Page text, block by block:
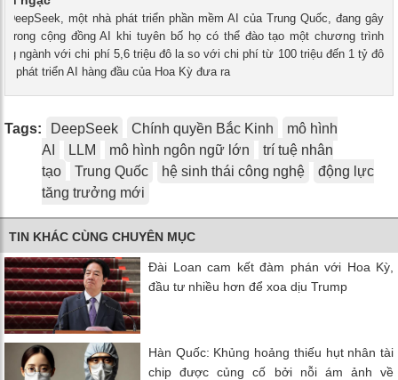
DeepSeek, một nhà phát triển phần mềm AI của Trung Quốc, đang gây
trong cộng đồng AI khi tuyên bố họ có thể đào tạo một chương trình
ngành với chi phí 5,6 triệu đô la so với chi phí từ 100 triệu đến 1 tỷ đô
phát triển AI hàng đầu của Hoa Kỳ đưa ra
Tags: DeepSeek Chính quyền Bắc Kinh
mô hình
AI
LLM mô hình ngôn ngữ lớn
trí tuệ nhân
tạo
Trung Quốc hệ sinh thái công nghệ
động lực
tăng trưởng mới
TIN KHÁC CÙNG CHUYÊN MỤC
Đài Loan cam kết đàm phán với Hoa Kỳ,
đầu tư nhiều hơn để xoa dịu Trump
Hàn Quốc: Khủng hoảng thiếu hụt nhân tài
chip được củng cố bởi nỗi ám ảnh về